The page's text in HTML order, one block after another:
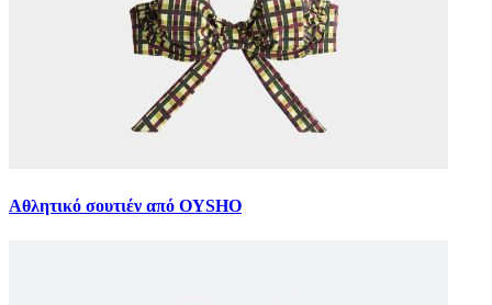
Αθλητικό σουτιέν από OYSHO